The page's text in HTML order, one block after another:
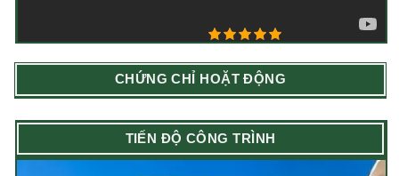
5/5 - (3 bình chọn)
CHỨNG CHỈ HOẶT ĐỘNG
TIẾN ĐỘ CÔNG TRÌNH